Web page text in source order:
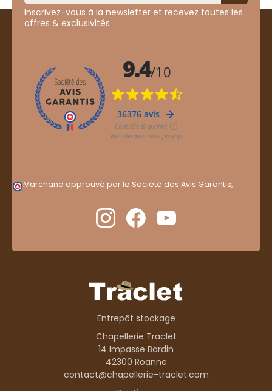
Inscrivez-vous à la newsletter et recevez toutes les
offres & exclusivités
Marchand approuvé par la Société des Avis Garantis,
.
Entrepôt stockage
Chapellerie Traclet
14 Impasse Bardin
42300 Roanne
contact@chapellerie-traclet.com